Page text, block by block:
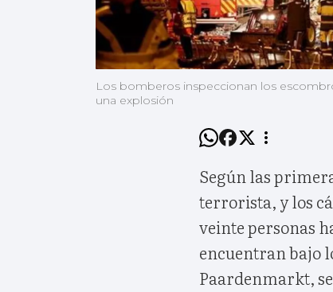
Los bomberos inspeccionan los
una explosión
Según las
terrorista, y los
veinte personas
encuentran bajo
Paardenmarkt,